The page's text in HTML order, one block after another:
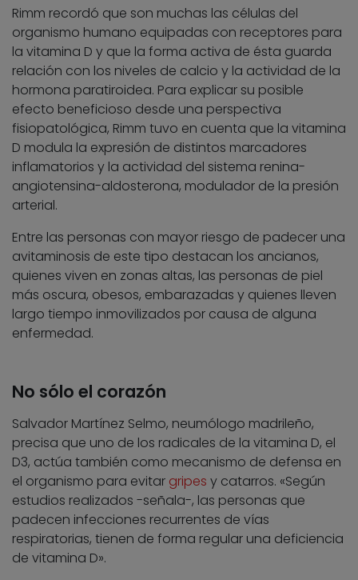
Rimm recordó que son muchas las células del
organismo humano equipadas con receptores para
la vitamina D y que la forma activa de ésta guarda
relación con los niveles de calcio y la actividad de la
hormona paratiroidea. Para explicar su posible
efecto beneficioso desde una perspectiva
fisiopatológica, Rimm tuvo en cuenta que la vitamina
D modula la expresión de distintos marcadores
inflamatorios y la actividad del sistema renina-
angiotensina-aldosterona, modulador de la presión
arterial.
Entre las personas con mayor riesgo de padecer una
avitaminosis de este tipo destacan los ancianos,
quienes viven en zonas altas, las personas de piel
más oscura, obesos, embarazadas y quienes lleven
largo tiempo inmovilizados por causa de alguna
enfermedad.
No sólo el corazón
Salvador Martínez Selmo, neumólogo madrileño,
precisa que uno de los radicales de la vitamina D, el
D3, actúa también como mecanismo de defensa en
el organismo para evitar gripes y catarros. «Según
estudios realizados -señala-, las personas que
padecen infecciones recurrentes de vías
respiratorias, tienen de forma regular una deficiencia
de vitamina D».